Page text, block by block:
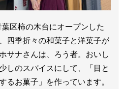
区柿の木台にオープンした
四季折々の和菓子と洋菓子が
サナさんは、ろう者。おいし
しのスパイスにして、「目と
るお菓子」を作っています。